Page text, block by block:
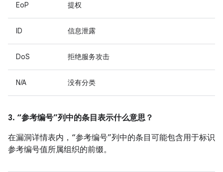
EoP 提权
ID 信息泄露
DoS 拒绝服务攻击
N/A 没有分类
3. “参考编号”列中的条目表示什么意思？
在漏洞详情表内，“参考编号”列中的条目可能包含用于标识
参考编号值所属组织的前缀。